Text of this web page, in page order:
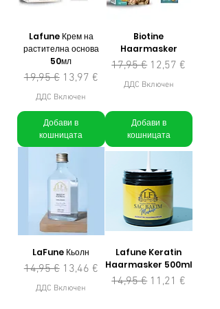
Lafune Крем на
растителна основа
50мл
Редовна цена
19,95 € Продажна цена
13,97 €
ДДС Включен
Добави в
кошницата
Biotine
Haarmasker
Редовна цена
17,95 € Продажна цена
12,57 €
ДДС Включен
Добави в
кошницата
LaFune Кьолн
Редовна цена
14,95 € Продажна цена
13,46 €
ДДС Включен
Lafune Keratin
Haarmasker 500ml
Редовна цена
14,95 € Продажна цена
11,21 €